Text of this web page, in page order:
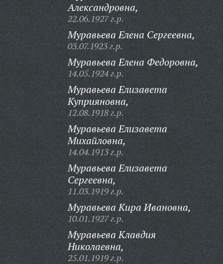
Александровна,
22.06.1927 г.р.
Муравьева Елена Сергеевна,
03.07.1923 г.р.
Муравьева Елена Федоровна,
14.05.1924 г.р.
Муравьева Елизавета
Куприяновна,
12.08.1918 г.р.
Муравьева Елизавета
Михайловна,
14.04.1913 г.р.
Муравьева Елизавета
Сергеевна,
11.03.1919 г.р.
Муравьева Кира Ивановна,
10.01.1927 г.р.
Муравьева Клавдия
Николаевна,
25.01.1919 г.р.